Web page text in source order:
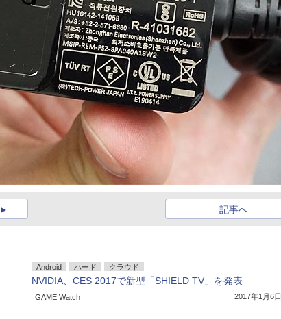
記事へ
Android ハード クラウド
NVIDIA、CES 2017で新型「SHIELD TV」を発表
GAME Watch 2017年1月6日